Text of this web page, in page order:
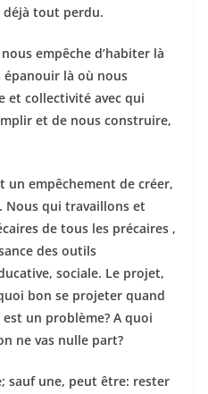
déjà tout perdu.
empêche d’habiter là
épanouir là où nous
et collectivité avec qui
et de nous construire,
un empêchement de créer,
Nous qui travaillons et
de tous les précaires ,
des outils
sociale. Le projet,
bon se projeter quand
un problème? A quoi
ne vas nulle part?
sauf une, peut être: rester